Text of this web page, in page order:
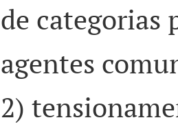
de categorias
agentes
2)